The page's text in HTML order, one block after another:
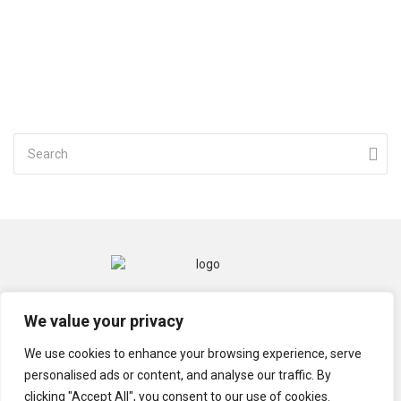
We value your privacy
We use cookies to enhance your browsing experience, serve
personalised ads or content, and analyse our traffic. By
clicking "Accept All", you consent to our use of cookies.
CONTACT
MENTIONS LÉGALES